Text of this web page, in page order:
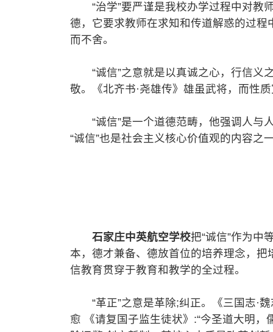
“治学”要严谨是我校办学过程中对教
德，它要求教师在求知和传道解惑的过
而不舍。
“诚信”之意就是以真诚之心，行信义
敬。《北齐书·尧雄传》雄虽武将，而性
“诚信”是一个道德范畴，他强调人与
“诚信”也是社会主义核心价值观的内容之
石家庄中英航空学校把“诚信”作为中
本，德才兼备、德放首位的培养理念，
信教育贯穿于教育和教学的全过程。
“革正”之意是革除;纠正。《三国志·魏
愈 《请复国子监生徒状》:“今圣道大明，